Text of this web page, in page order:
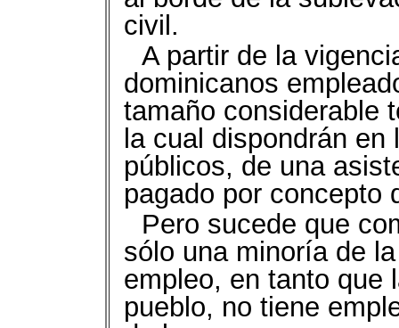
civil.
A partir de la
dominicanos
tamaño considerable
la cual dispondrán
públicos, de una
pagado por concepto
Pero sucede que
sólo una minoría de
empleo, en tanto que
pueblo, no tiene